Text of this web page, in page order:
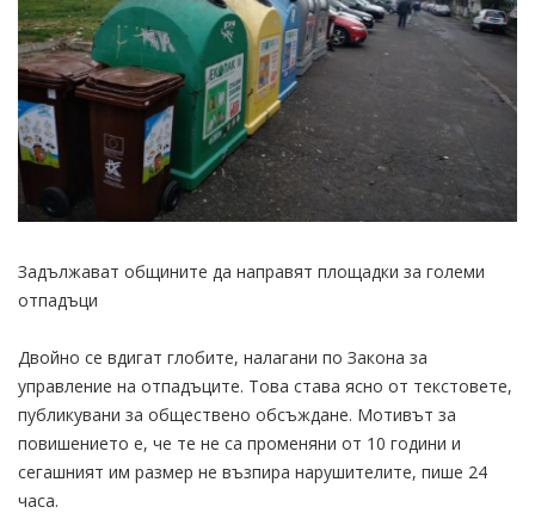
Задължават общините да направят площадки за големи
отпадъци
Двойно се вдигат глобите, налагани по Закона за
управление на отпадъците. Това става ясно от текстовете,
публикувани за обществено обсъждане. Мотивът за
повишението е, че те не са променяни от 10 години и
сегашният им размер не възпира нарушителите, пише 24
часа.